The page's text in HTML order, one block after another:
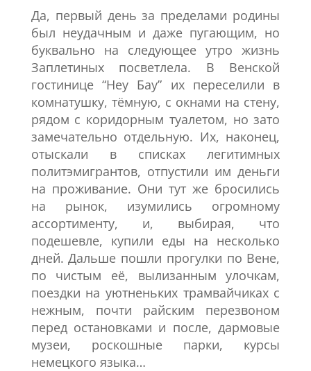
Да, первый день за пределами родины
был неудачным и даже пугающим, но
буквально на следующее утро жизнь
Заплетиных посветлела. В Венской
гостинице “Неу Бау” их переселили в
комнатушку, тёмную, с окнами на стену,
рядом с коридорным туалетом, но зато
замечательно отдельную. Их, наконец,
отыскали в списках легитимных
политэмигрантов, отпустили им деньги
на проживание. Они тут же бросились
на рынок, изумились огромному
ассортименту, и, выбирая, что
подешевле, купили еды на несколько
дней. Дальше пошли прогулки по Вене,
по чистым её, вылизанным улочкам,
поездки на уютненьких трамвайчиках с
нежным, почти райским перезвоном
перед остановками и после, дармовые
музеи, роскошные парки, курсы
немецкого языка…